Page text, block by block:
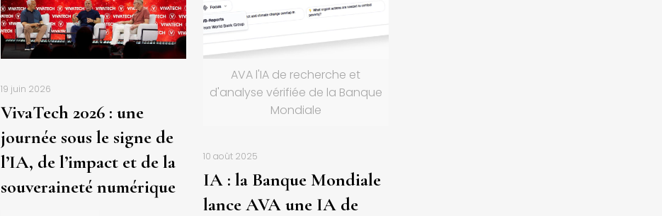
19 juin 2026
VivaTech 2026 : une
journée sous le signe de
l’IA, de l’impact et de la
souveraineté numérique
AVA l'IA de recherche et
d'analyse vérifiée de la Banque
Mondiale
10 août 2025
IA : la Banque Mondiale
lance AVA une IA de